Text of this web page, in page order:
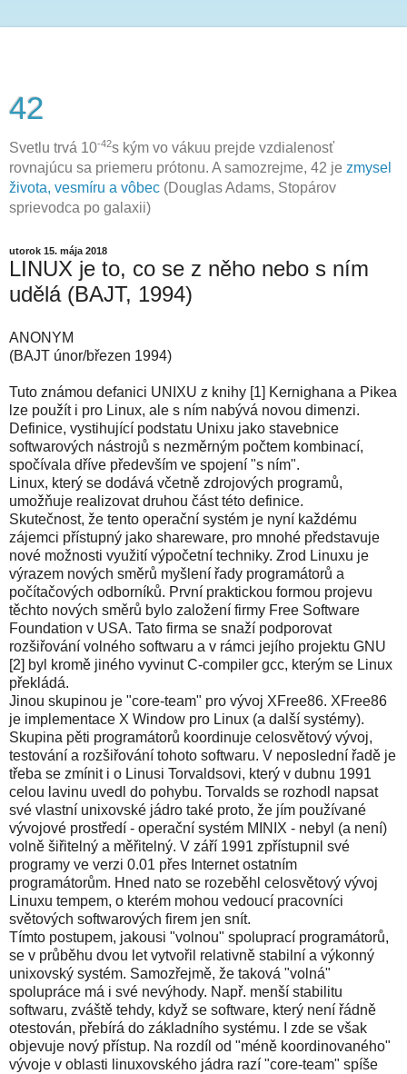
42
Svetlu trvá 10-42s kým vo vákuu prejde vzdialenosť
rovnajúcu sa priemeru prótonu. A samozrejme, 42 je zmysel
života, vesmíru a vôbec (Douglas Adams, Stopárov
sprievodca po galaxii)
utorok 15. mája 2018
LINUX je to, co se z něho nebo s ním
udělá (BAJT, 1994)
ANONYM
(BAJT únor/březen 1994)
Tuto známou defanici UNIXU z knihy [1] Kernighana a Pikea
lze použít i pro Linux, ale s ním nabývá novou dimenzi.
Definice, vystihující podstatu Unixu jako stavebnice
softwarových nástrojů s nezměrným počtem kombinací,
spočívala dříve především ve spojení "s ním".
Linux, který se dodává včetně zdrojových programů,
umožňuje realizovat druhou část této definice.
Skutečnost, že tento operační systém je nyní každému
zájemci přístupný jako shareware, pro mnohé představuje
nové možnosti využití výpočetní techniky. Zrod Linuxu je
výrazem nových směrů myšlení řady programátorů a
počítačových odborníků. První praktickou formou projevu
těchto nových směrů bylo založení firmy Free Software
Foundation v USA. Tato firma se snaží podporovat
rozšiřování volného softwaru a v rámci jejího projektu GNU
[2] byl kromě jiného vyvinut C-compiler gcc, kterým se Linux
překládá.
Jinou skupinou je "core-team" pro vývoj XFree86. XFree86
je implementace X Window pro Linux (a další systémy).
Skupina pěti programátorů koordinuje celosvětový vývoj,
testování a rozšiřování tohoto softwaru. V neposlední řadě je
třeba se zmínit i o Linusi Torvaldsovi, který v dubnu 1991
celou lavinu uvedl do pohybu. Torvalds se rozhodl napsat
své vlastní unixovské jádro také proto, že jím používané
vývojové prostředí - operační systém MINIX - nebyl (a není)
volně šiřitelný a měřitelný. V září 1991 zpřístupnil své
programy ve verzi 0.01 přes Internet ostatním
programátorům. Hned nato se rozeběhl celosvětový vývoj
Linuxu tempem, o kterém mohou vedoucí pracovníci
světových softwarových firem jen snít.
Tímto postupem, jakousi "volnou" spoluprací programátorů,
se v průběhu dvou let vytvořil relativně stabilní a výkonný
unixovský systém. Samozřejmě, že taková "volná"
spolupráce má i své nevýhody. Např. menší stabilitu
softwaru, zváště tehdy, když se software, který není řádně
otestován, přebírá do základního systému. I zde se však
objevuje nový přístup. Na rozdíl od "méně koordinovaného"
vývoje v oblasti linuxovského jádra razí "core-team" spíše